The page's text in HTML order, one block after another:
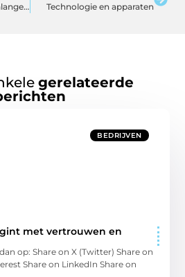
Creativiteit, lef en jarenlange ervaring in naamgeving, merkidentiteit en strategie Technologie en apparaten
gerelateerde
BEDRIJVEN
met vertrouwen en
op: Share on X (Twitter) Share on
Share on LinkedIn Share on